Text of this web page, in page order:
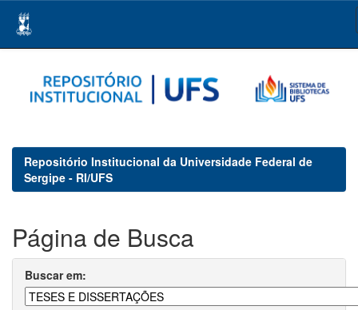
navigation
Repositório Institucional da Universidade Federal de
Sergipe - RI/UFS
Página de Busca
Buscar em: